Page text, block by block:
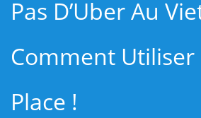
Pas D’Uber Au
Comment Utiliser
Place !